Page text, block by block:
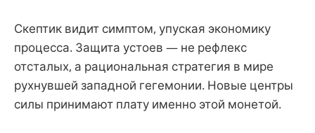
Скептик видит симптом, упуская экономику
процесса. Защита устоев — не рефлекс
отсталых, а рациональная стратегия в мире
рухнувшей западной гегемонии. Новые центры
силы принимают плату именно этой монетой.